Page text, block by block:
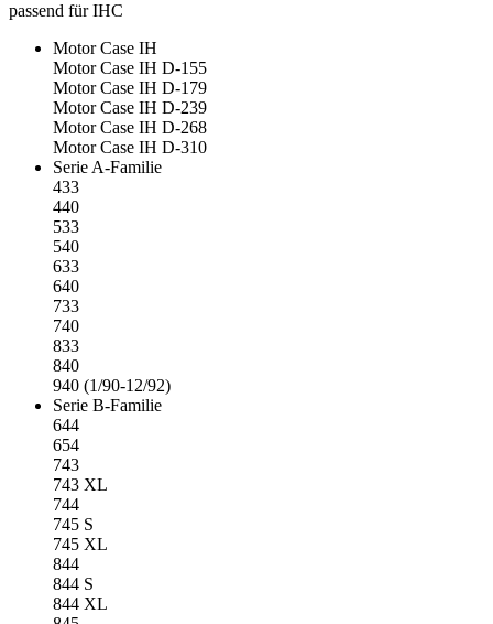
passend für IHC
Motor Case IH
Motor Case IH D-155
Motor Case IH D-179
Motor Case IH D-239
Motor Case IH D-268
Motor Case IH D-310
Serie A-Familie
433
440
533
540
633
640
733
740
833
840
940 (1/90-12/92)
Serie B-Familie
644
654
743
743 XL
744
745 S
745 XL
844
844 S
844 XL